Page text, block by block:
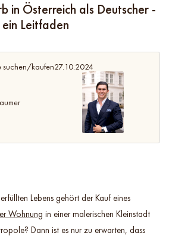
in Österreich als Deutscher -
ein Leitfaden
suchen/kaufen27.10.2024
Lebens gehört der Kauf eines
Wohnung in einer malerischen Kleinstadt
Dann ist es nur zu erwarten, dass